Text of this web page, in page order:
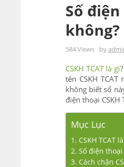
Số
không?
584 Views by
CSKH TCAT là gì
tên CSKH
không biết số
điện thoại CSKH
Mục Lục
1. CSKH TCAT
2. Số điện thoại
3. Cách chặn